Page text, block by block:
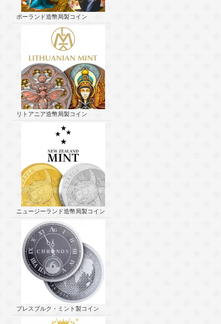
ポーランド造幣局製コイン
リトアニア造幣局製コイン
ニュージーランド造幣局製コイン
プレスブルク・ミント製コイン